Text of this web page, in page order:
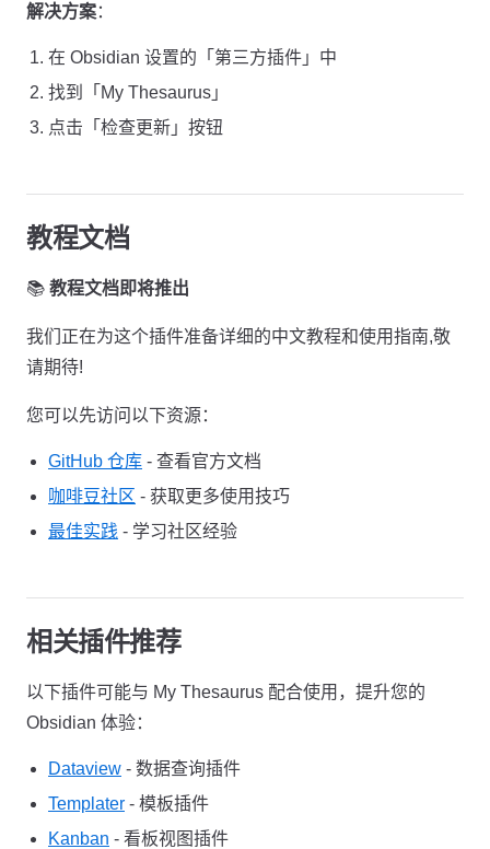
解决方案：
在 Obsidian 设置的「第三方插件」中
找到「My Thesaurus」
点击「检查更新」按钮
教程文档
📚 教程文档即将推出
我们正在为这个插件准备详细的中文教程和使用指南,敬
请期待!
您可以先访问以下资源：
GitHub 仓库 - 查看官方文档
咖啡豆社区 - 获取更多使用技巧
最佳实践 - 学习社区经验
相关插件推荐
以下插件可能与 My Thesaurus 配合使用，提升您的
Obsidian 体验：
Dataview - 数据查询插件
Templater - 模板插件
Kanban - 看板视图插件